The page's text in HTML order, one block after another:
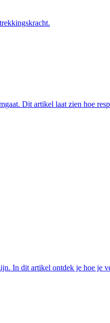
Dit artikel laat zien hoe
In dit artikel ontdek je hoe je